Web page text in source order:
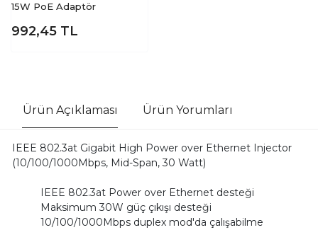
15W PoE Adaptör
992,45 TL
Ürün Açıklaması Ürün Yorumları
IEEE 802.3at Gigabit High Power over Ethernet Injector
(10/100/1000Mbps, Mid-Span, 30 Watt)
IEEE 802.3at Power over Ethernet desteği
Maksimum 30W güç çıkışı desteği
10/100/1000Mbps duplex mod'da çalışabilme